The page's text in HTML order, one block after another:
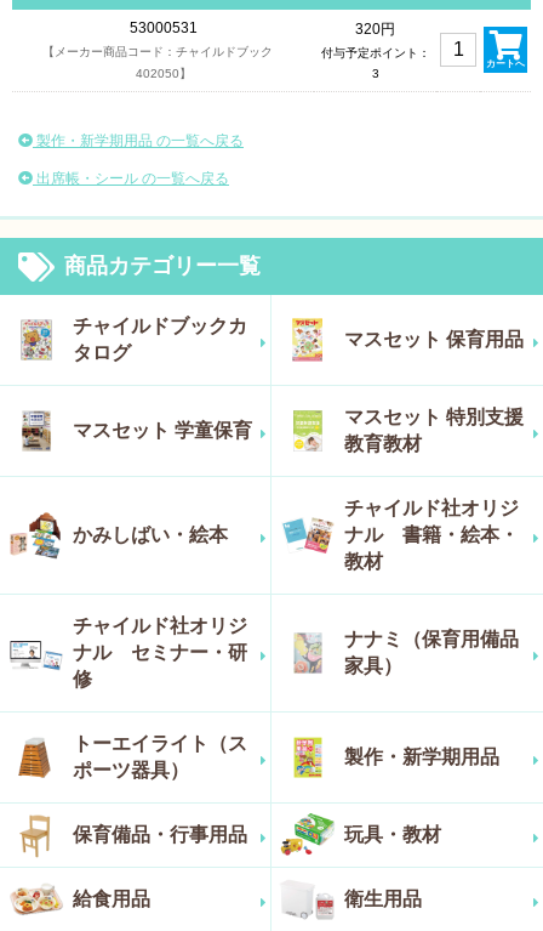
53000531
【メーカー商品コード：チャイルドブック
402050】
320円
付与予定ポイント：
3
カートへ
製作・新学期用品 の一覧へ戻る
出席帳・シール の一覧へ戻る
商品カテゴリー一覧
チャイルドブックカ
タログ
マスセット 保育用品
マスセット 学童保育
マスセット 特別支援
教育教材
かみしばい・絵本
チャイルド社オリジ
ナル 書籍・絵本・
教材
チャイルド社オリジ
ナル セミナー・研
修
ナナミ（保育用備品
家具）
トーエイライト（ス
ポーツ器具）
製作・新学期用品
保育備品・行事用品 玩具・教材
給食用品 衛生用品